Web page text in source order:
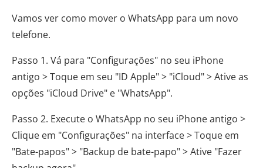
Vamos ver como mover o WhatsApp para um novo
telefone.
Passo 1. Vá para "Configurações" no seu iPhone
antigo > Toque em seu "ID Apple" > "iCloud" > Ative as
opções "iCloud Drive" e "WhatsApp".
Passo 2. Execute o WhatsApp no ​​seu iPhone antigo >
Clique em "Configurações" na interface > Toque em
"Bate-papos" > "Backup de bate-papo" > Ative "Fazer